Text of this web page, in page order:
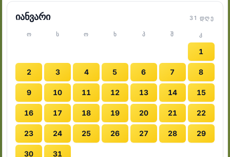
იანვარი 31 ᲓᲦᲔ
Ო Ს Ო Ხ Პ Შ Კ
1
2 3 4 5 6 7 8
9 10 11 12 13 14 15
16 17 18 19 20 21 22
23 24 25 26 27 28 29
30 31